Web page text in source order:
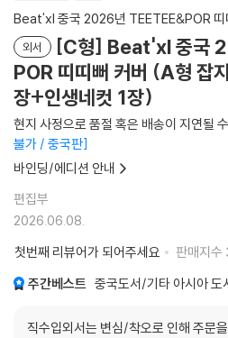
Beat'xl 중국 2026년 TEETEE&POR 띠
외서
[C형] Beat'xl 중국
POR 띠띠뻐 커버 (A형 잡
장+인생네컷 1장)
현지 사정으로 품절 혹은 배송이 지연될
불가 / 중국판
바인딩/에디션 안내
편집부
2026.06.08.
첫번째 리뷰어가 되어주세요
판매지수
주간베스트 중국도서/기타 아시아 도
직수입외서는 변심/착오로 인해 주문